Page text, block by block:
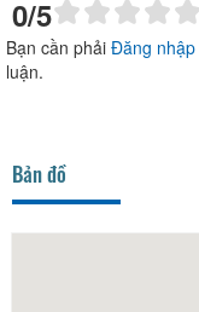
0/5
Bạn cần phải Đăng nhập
luận.
Bản đồ